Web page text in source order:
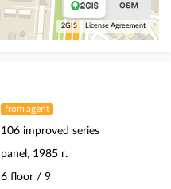
2GIS License Agreement
from agent
106 improved series
panel, 1985 г.
6 floor / 9